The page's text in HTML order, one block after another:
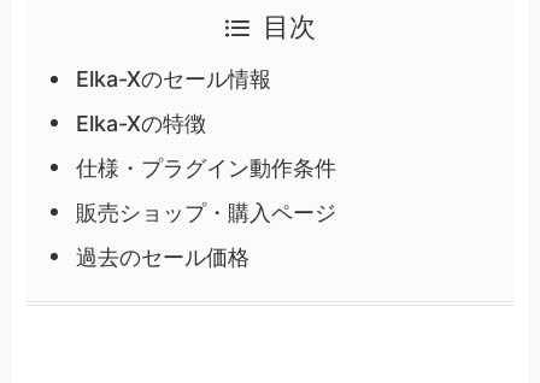
目次
Elka-Xのセール情報
Elka-Xの特徴
仕様・プラグイン動作条件
販売ショップ・購入ページ
過去のセール価格